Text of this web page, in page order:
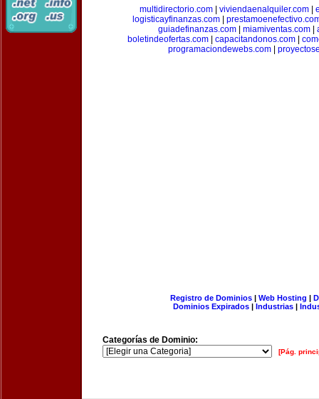
multidirectorio.com| viviendaenalquiler.com|
logisticayfinanzas.com|
guiadefinanzas.com
miamiventas.com
boletindeofertas.com| capacitandonos.com|
programaciondewebs.com|
Registro de Dominios| Web Hosting |
Dominios Expirados | Industrias |
Categorías de Dominio:
[Pág.